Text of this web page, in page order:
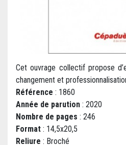
Cet ouvrage collectif propose
changement et
Référence : 1860
Année de parution : 2020
Nombre de pages : 246
Format : 14,5x20,5
Reliure : Broché